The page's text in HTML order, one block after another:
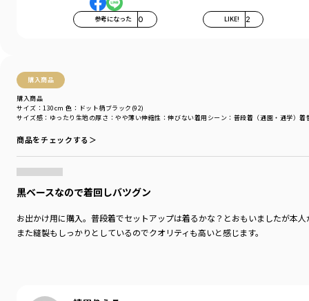
参考になった 0 LIKE! 2
購入商品
購入商品
サイズ感 ：ゆったり 生地の厚さ ：やや薄い伸縮性 ：伸びない着用シーン ：普段着（通園・通学）着
サイズ：130cm 色：ドット柄ブラック(92)
商品をチェックする＞
黒ベースなので着回しバツグン
お出かけ用に購入。普段着でセットアップは着るかな？とおもいましたが本
また縫製もしっかりとしているのでクオリティも高いと感じます。